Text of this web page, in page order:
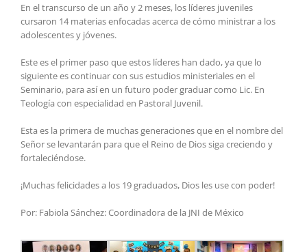
En el transcurso de un año y 2 meses, los líderes juveniles
cursaron 14 materias enfocadas acerca de cómo ministrar a los
adolescentes y jóvenes.
Este es el primer paso que estos líderes han dado, ya que lo
siguiente es continuar con sus estudios ministeriales en el
Seminario, para así en un futuro poder graduar como Lic. En
Teología con especialidad en Pastoral Juvenil.
Esta es la primera de muchas generaciones que en el nombre del
Señor se levantarán para que el Reino de Dios siga creciendo y
fortaleciéndose.
¡Muchas felicidades a los 19 graduados, Dios les use con poder!
Por: Fabiola Sánchez: Coordinadora de la JNI de México